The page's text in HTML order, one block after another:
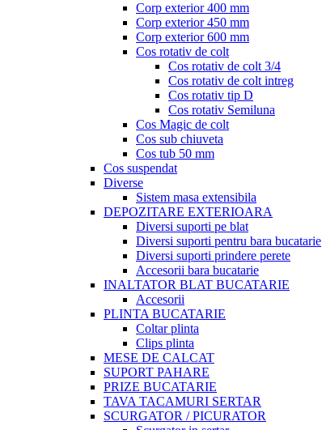
Corp exterior 400 mm
Corp exterior 450 mm
Corp exterior 600 mm
Cos rotativ de colt
Cos rotativ de colt 3/4
Cos rotativ de colt intreg
Cos rotativ tip D
Cos rotativ Semiluna
Cos Magic de colt
Cos sub chiuveta
Cos tub 50 mm
Cos suspendat
Diverse
Sistem masa extensibila
DEPOZITARE EXTERIOARA
Diversi suporti pe blat
Diversi suporti pentru bara bucatarie
Diversi suporti prindere perete
Accesorii bara bucatarie
INALTATOR BLAT BUCATARIE
Accesorii
PLINTA BUCATARIE
Coltar plinta
Clips plinta
MESE DE CALCAT
SUPORT PAHARE
PRIZE BUCATARIE
TAVA TACAMURI SERTAR
SCURGATOR / PICURATOR